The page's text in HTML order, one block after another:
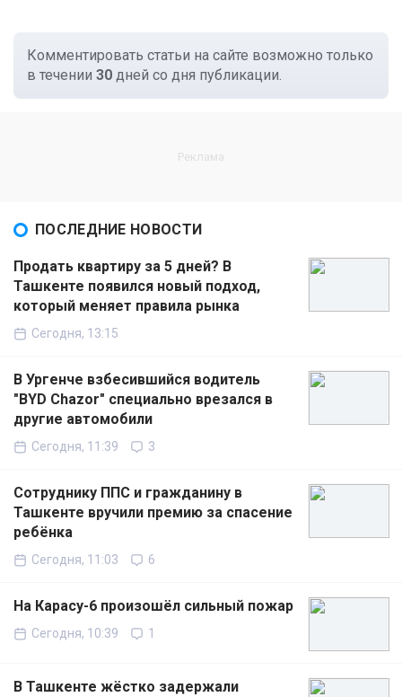
Комментировать статьи на сайте возможно только
в течении 30 дней со дня публикации.
ПОСЛЕДНИЕ НОВОСТИ
Продать квартиру за 5 дней? В
Ташкенте появился новый подход,
который меняет правила рынка
Сегодня, 13:15
В Ургенче взбесившийся водитель
"BYD Chazor" специально врезался в
другие автомобили
Сегодня, 11:39 3
Сотруднику ППС и гражданину в
Ташкенте вручили премию за спасение
ребёнка
Сегодня, 11:03 6
На Карасу-6 произошёл сильный пожар
Сегодня, 10:39 1
В Ташкенте жёстко задержали